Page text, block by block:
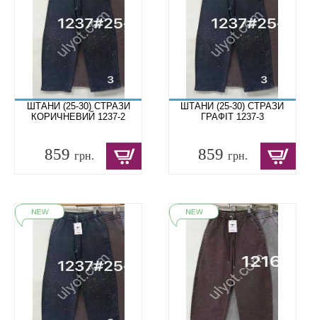
ШТАНИ (25-30) СТРАЗИ
КОРИЧНЕВИЙ 1237-2
859 грн.
ШТАНИ (25-30) СТРАЗИ
ГРАФІТ 1237-3
859грн.